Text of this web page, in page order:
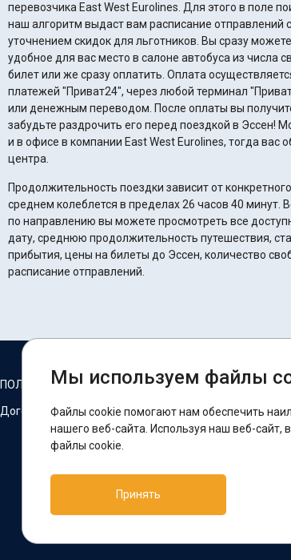
перевозчика East West Eurolines. Для этого в поле
наш алгоритм выдаст вам расписание отправлений
уточнением скидок для льготников. Вы сразу можете подобрать идеальный рейс,
удобное для вас место в салоне автобуса из числа
билет или же сразу оплатить. Оплата
платежей "Приват24", через любой терминал
или денежным переводом. После оплаты вы получите электронный билет – не
забудьте раздрочить его перед поездкой в Эссен!
и в офисе в компании East West Eurolines, тогда вас
центра.
Продолжительность поездки зависит от
среднем колеблется в пределах 26 часов 40 минут. Воспользовавшись поиском
по направлению вы можете просмотреть все
дату, среднюю продолжительность путешествия,
прибытия, цены на билеты до Эссен, количество
расписание отправлений.
ПОЛИТИКА COOKIES
Договор оферты
Мы в соцсетях:
Facebook
Поддержка:
Telegram-бот
Мы используем файлы
Файлы cookie помогают нам обеспечить
нашего веб-сайта. Используя наш веб-сайт,
файлы cookie.
Принять